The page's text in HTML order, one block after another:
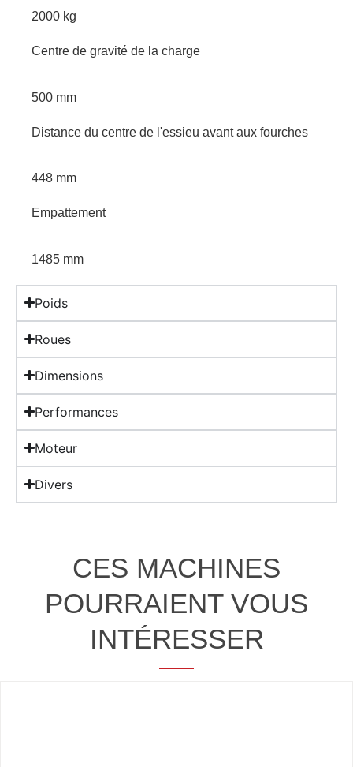
2000 kg
Centre de gravité de la charge
500 mm
Distance du centre de l'essieu avant aux fourches
448 mm
Empattement
1485 mm
Poids
Roues
Dimensions
Performances
Moteur
Divers
CES MACHINES
POURRAIENT VOUS
INTÉRESSER